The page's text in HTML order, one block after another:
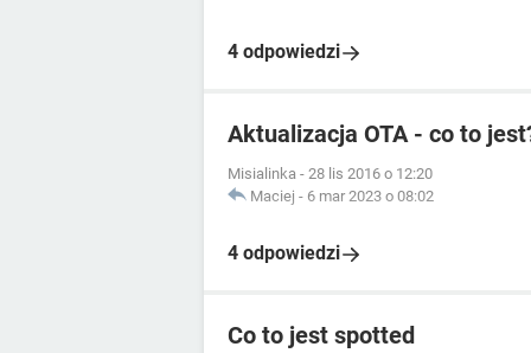
4 odpowiedzi
Aktualizacja OTA - co to
Misialinka - 28 lis 2016 o 12:20
Maciej - 6 mar 2023 o 08:02
4 odpowiedzi
Co to jest spotted